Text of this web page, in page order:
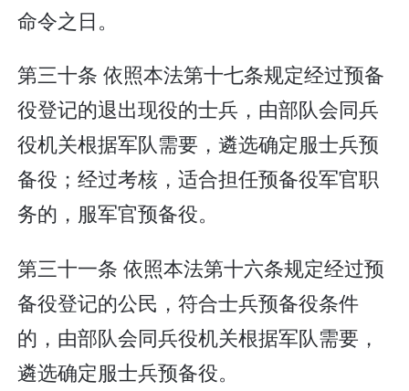
命令之日。
第三十条 依照本法第十七条规定经过预备
役登记的退出现役的士兵，由部队会同兵
役机关根据军队需要，遴选确定服士兵预
备役；经过考核，适合担任预备役军官职
务的，服军官预备役。
第三十一条 依照本法第十六条规定经过预
备役登记的公民，符合士兵预备役条件
的，由部队会同兵役机关根据军队需要，
遴选确定服士兵预备役。